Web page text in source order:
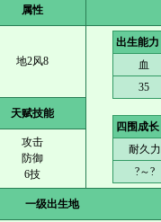
属性
地2风8
出生能力
血
35
四围成长
耐久力
?～?
天赋技能
攻击
防御
6技
一级出生地